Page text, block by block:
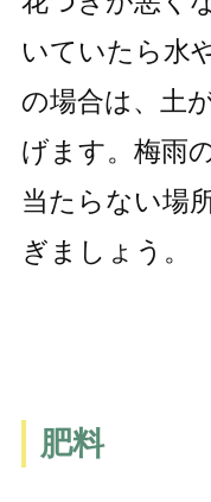
いていたら水
の場合は、土
げます。梅雨
当たらない場
ぎましょう。
肥料